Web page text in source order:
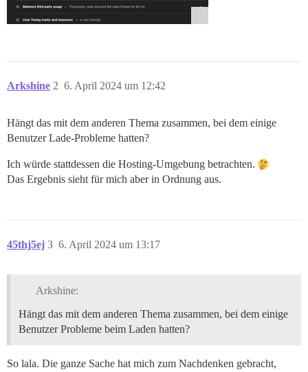
Arkshine 6. April 2024 um 12:42
2
Hängt das mit dem anderen Thema zusammen, bei dem einige
Benutzer Lade-Probleme hatten?
Ich würde stattdessen die Hosting-Umgebung betrachten.
Das Ergebnis sieht für mich aber in Ordnung aus.
45thj5ej 6. April 2024 um 13:17
3
Arkshine:
Hängt das mit dem anderen Thema zusammen, bei dem einige
Benutzer Probleme beim Laden hatten?
So lala. Die ganze Sache hat mich zum Nachdenken gebracht,